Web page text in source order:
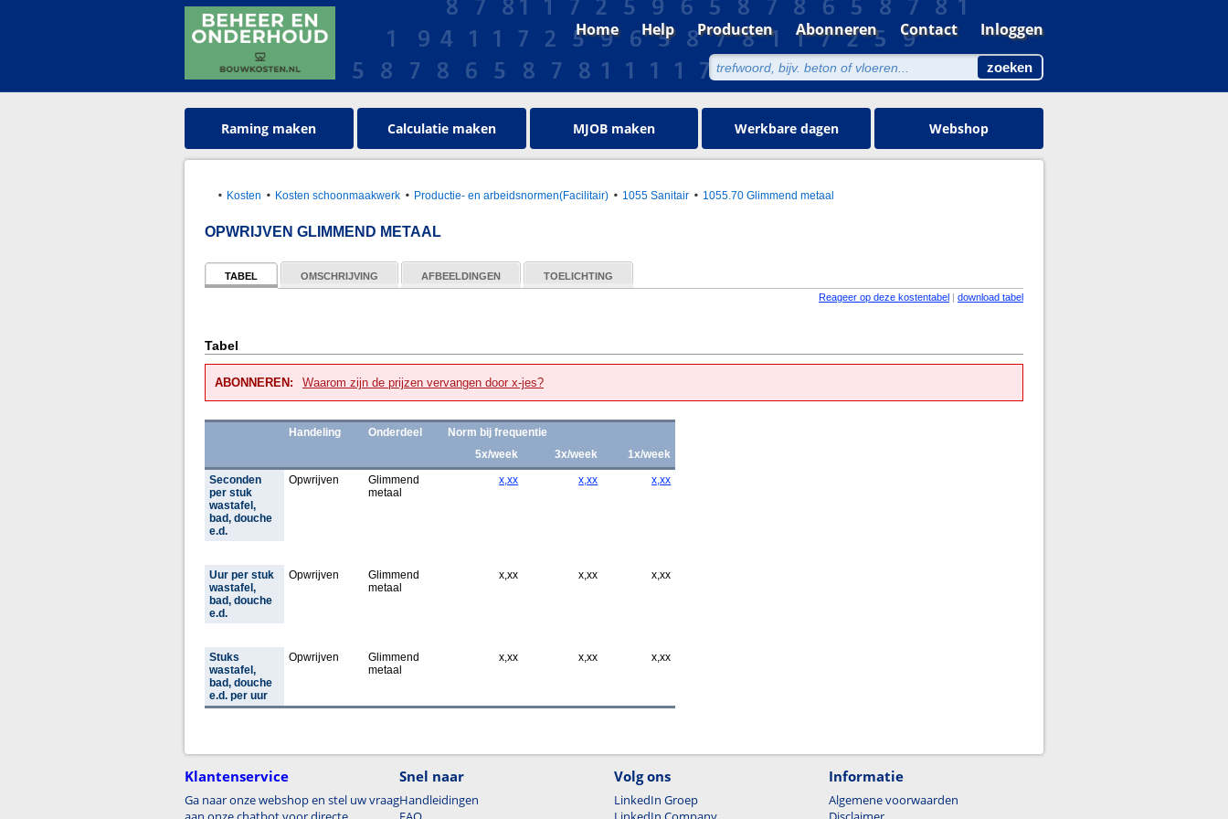
Home Help Producten Abonneren Contact Inloggen
Raming maken Calculatie maken MJOB maken Werkbare dagen Webshop
Kosten Kosten schoonmaakwerk Productie- en arbeidsnormen(Facilitair) 1055 Sanitair 1055.70 Glimmend metaal
OPWRIJVEN GLIMMEND METAAL
TABEL OMSCHRIJVING AFBEELDINGEN
TOELICHTING
Reageer op deze kostentabel | download tabel
Tabel
ABONNEREN: Waarom zijn de prijzen vervangen door x-jes?
Handeling Onderdeel
Norm bij frequentie
5x/week
3x/week
1x/week
Seconden
per stuk
wastafel,
bad, douche
e.d.
Opwrijven
Glimmend
metaal
x,xx x,xx x,xx
Uur per stuk
wastafel,
bad, douche
e.d.
Opwrijven
Glimmend
metaal
x,xx x,xx x,xx
Stuks
wastafel,
bad, douche
e.d. per uur
Opwrijven
Glimmend
metaal
x,xx x,xx x,xx
Klantenservice
Ga naar onze webshop en stel uw vraag
Snel naar
Handleidingen
Volg ons
LinkedIn Groep
Informatie
Algemene voorwaarden